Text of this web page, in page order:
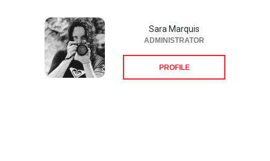
Sara Marquis
ADMINISTRATOR
PROFILE